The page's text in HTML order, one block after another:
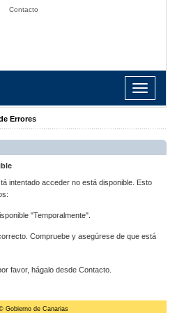
Contacto
Toggle
navigation
Errores
intentado acceder no está disponible. Esto
"Temporalmente".
Compruebe y asegúrese de que está
favor, hágalo desde Contacto.
Gobierno de Canarias